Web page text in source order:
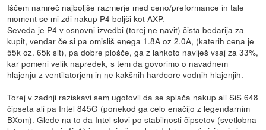
Iščem namreč najboljše razmerje med ceno/preformance in tale
moment se mi zdi nakup P4 boljši kot AXP.
Seveda je P4 v osnovni izvedbi (torej ne navit) čista bedarija za
kupit, vendar če si pa omisliš enega 1.8A oz 2.0A, (katerih cena je
55k oz. 65k sit), pa dobre plošče, ga z lahkoto naviješ vsaj za 33%,
kar pomeni velik napredek, s tem da govorimo o navadnem
hlajenju z ventilatorjem in ne kakšnih hardcore vodnih hlajenjih.
Torej v zadnji raziskavi sem ugotovil da se splača nakup ali SiS 648
čipseta ali pa Intel 845G (ponekod ga celo enačijo z legendarnim
BXom). Glede na to da Intel slovi po stabilnosti čipsetov (svetlobna